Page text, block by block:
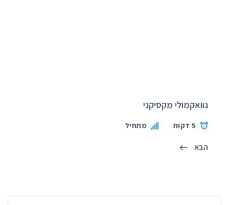
גוואקמולי מקסיקני
5 דקות מתחיל
הבא